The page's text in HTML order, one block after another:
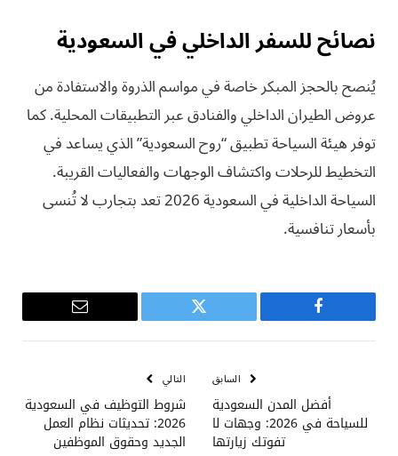
نصائح للسفر الداخلي في السعودية
يُنصح بالحجز المبكر خاصة في مواسم الذروة والاستفادة من
عروض الطيران الداخلي والفنادق عبر التطبيقات المحلية. كما
توفر هيئة السياحة تطبيق “روح السعودية” الذي يساعد في
التخطيط للرحلات واكتشاف الوجهات والفعاليات القريبة.
السياحة الداخلية في السعودية 2026 تعد بتجارب لا تُنسى
بأسعار تنافسية.
فيسبوك تويتر
البريد
السابق
أفضل المدن السعودية
للسياحة في 2026: وجهات لا
تفوتك زيارتها
التالي
شروط التوظيف في السعودية
2026: تحديثات نظام العمل
الجديد وحقوق الموظفين